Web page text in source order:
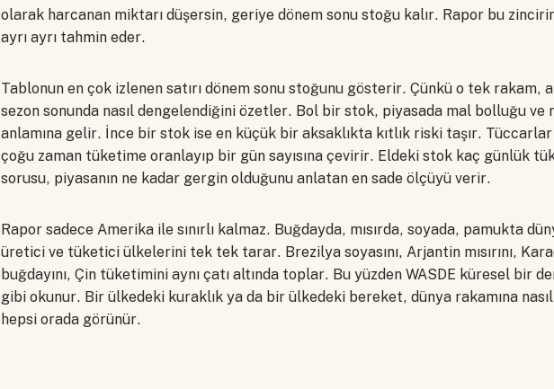
olarak harcanan miktarı düşersin, geriye dönem sonu stoğu kalır. Rapor bu zincirin
ayrı ayrı tahmin eder.
Tablonun en çok izlenen satırı dönem sonu stoğunu gösterir. Çünkü o tek rakam,
sezon sonunda nasıl dengelendiğini özetler. Bol bir stok, piyasada mal bolluğu
anlamına gelir. İnce bir stok ise en küçük bir aksaklıkta kıtlık riski taşır. Tüccarlar
çoğu zaman tüketime oranlayıp bir gün sayısına çevirir. Eldeki stok kaç günlük
sorusu, piyasanın ne kadar gergin olduğunu anlatan en sade ölçüyü verir.
Rapor sadece Amerika ile sınırlı kalmaz. Buğdayda, mısırda, soyada, pamukta
üretici ve tüketici ülkelerini tek tek tarar. Brezilya soyasını, Arjantin mısırını,
buğdayını, Çin tüketimini aynı çatı altında toplar. Bu yüzden WASDE küresel bir
gibi okunur. Bir ülkedeki kuraklık ya da bir ülkedeki bereket, dünya rakamına nasıl
hepsi orada görünür.